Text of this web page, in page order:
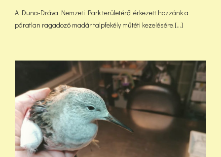
A Duna-Dráva Nemzeti Park területéről érkezett hozzánk a
páratlan ragadozó madár talpfekély műtéti kezelésére.[...]